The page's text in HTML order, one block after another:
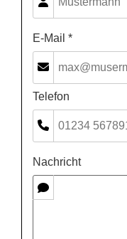
E-Mail *
Telefon
Nachricht